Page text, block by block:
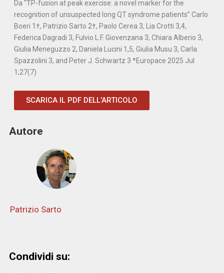
Da “TP-fusion at peak exercise: a novel marker for the
recognition of unsuspected long QT syndrome patients” Carlo
Boeri 1†, Patrizio Sarto 2†, Paolo Cerea 3, Lia Crotti 3,4,
Federica Dagradi 3, Fulvio L.F. Giovenzana 3, Chiara Alberio 3,
Giulia Meneguzzo 2, Daniela Lucini 1,5, Giulia Musu 3, Carla
Spazzolini 3, and Peter J. Schwartz 3 *Europace 2025 Jul
1;27(7)
SCARICA IL PDF DELL’ARTICOLO
Autore
Patrizio Sarto
Condividi su: